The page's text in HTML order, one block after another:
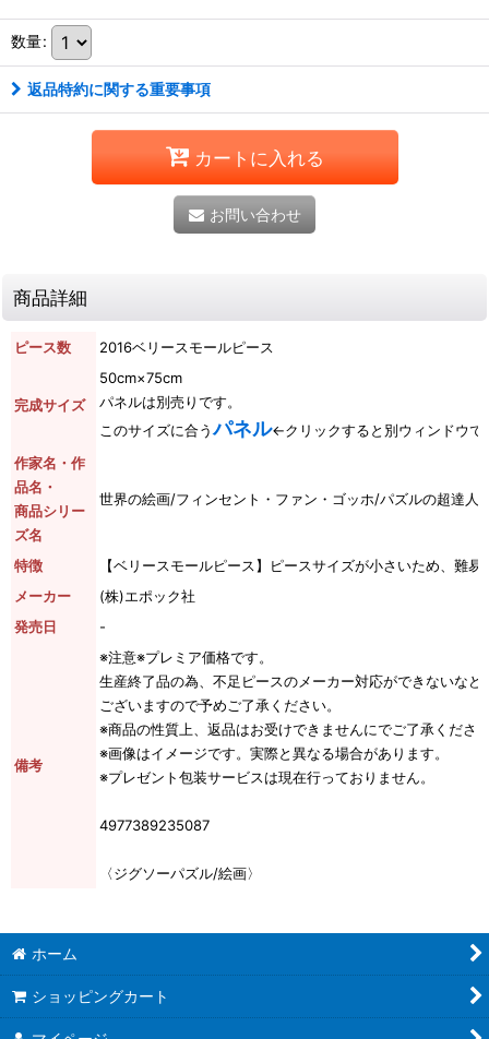
数量:
返品特約に関する重要事項
カートに入れる
お問い合わせ
商品詳細
ピース数 2016ベリースモールピース
完成サイズ
50cm×75cm
パネルは別売りです。
このサイズに合うパネル←クリックすると別ウィンドウで
作家名・作
品名・
商品シリー
ズ名
世界の絵画/フィンセント・ファン・ゴッホ/パズルの超達人
特徴
【ベリースモールピース】ピースサイズが小さいため、難
メーカー
(株)エポック社
発売日
-
備考
※注意※プレミア価格です。
生産終了品の為、不足ピースのメーカー対応ができないな
ございますので予めご了承ください。
※商品の性質上、返品はお受けできませんにでご了承くださ
※画像はイメージです。実際と異なる場合があります。
※プレゼント包装サービスは現在行っておりません。
4977389235087
〈ジグソーパズル/絵画〉
ホーム
ショッピングカート